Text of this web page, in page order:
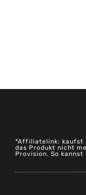
*Affiliatelink: kaufst
das Produkt nicht
Provision. So